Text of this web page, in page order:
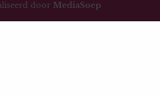
door MediaSoep